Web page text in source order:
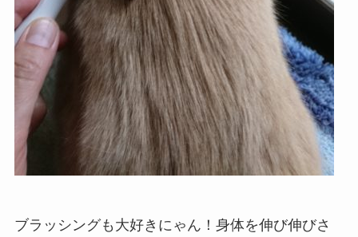
ブラッシングも大好きにゃん！身体を伸び伸びさ